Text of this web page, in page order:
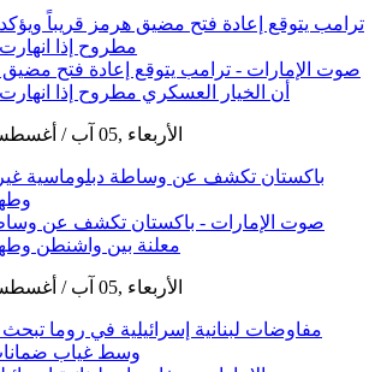
ترامب يتوقع إعادة فتح مضيق هرمز قريباً
مطروح إذا
GMT 19:55 2026 الأربعاء ,05 آب / أغسطس
باكستان تكشف عن وساطة دبلوماسية
GMT 19:49 2026 الأربعاء ,05 آب / أغسطس
مفاوضات لبنانية إسرائيلية في روما تبحث
وسط غياب